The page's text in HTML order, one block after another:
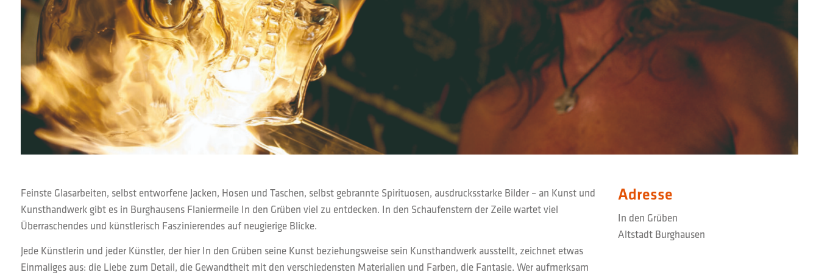
Feinste Glasarbeiten, selbst entworfene Jacken, Hosen und Taschen, selbst gebrannte Spirituosen, ausdrucksstarke Bilder – an Kunst und
Kunsthandwerk gibt es in Burghausens Flaniermeile In den Grüben viel zu entdecken. In den Schaufenstern der Zeile wartet viel
Überraschendes und künstlerisch Faszinierendes auf neugierige Blicke.
Jede Künstlerin und jeder Künstler, der hier In den Grüben seine Kunst beziehungsweise sein Kunsthandwerk ausstellt, zeichnet etwas
Einmaliges aus: die Liebe zum Detail, die Gewandtheit mit den verschiedensten Materialien und Farben, die Fantasie. Wer aufmerksam
Adresse
In den Grüben
Altstadt Burghausen